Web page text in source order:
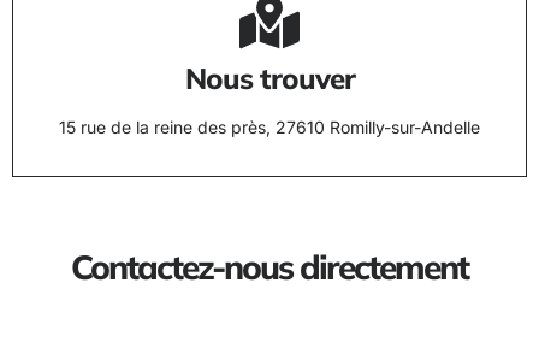
Nous trouver
15 rue de la reine des près, 27610 Romilly-sur-Andelle
Contactez-nous directement